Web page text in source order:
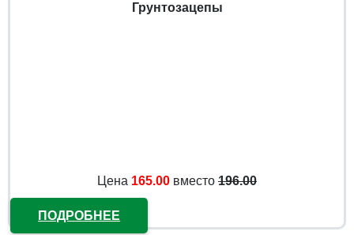
Грунтозацепы
Цена 165.00 вместо 196.00
ПОДРОБНЕЕ